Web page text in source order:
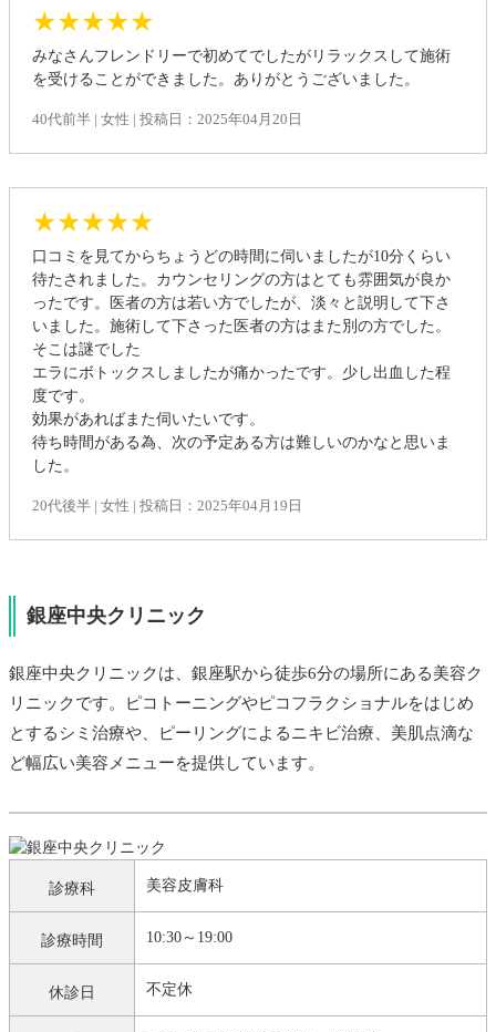
★★★★★
みなさんフレンドリーで初めてでしたがリラックスして施術
を受けることができました。ありがとうございました。
40代前半 | 女性 | 投稿日：2025年04月20日
★★★★★
口コミを見てからちょうどの時間に伺いましたが10分くらい
待たされました。カウンセリングの方はとても雰囲気が良か
ったです。医者の方は若い方でしたが、淡々と説明して下さ
いました。施術して下さった医者の方はまた別の方でした。
そこは謎でした
エラにボトックスしましたが痛かったです。少し出血した程
度です。
効果があればまた伺いたいです。
待ち時間がある為、次の予定ある方は難しいのかなと思いま
した。
20代後半 | 女性 | 投稿日：2025年04月19日
銀座中央クリニック
銀座中央クリニックは、銀座駅から徒歩6分の場所にある美容ク
リニックです。ピコトーニングやピコフラクショナルをはじめ
とするシミ治療や、ピーリングによるニキビ治療、美肌点滴な
ど幅広い美容メニューを提供しています。
診療科 美容皮膚科
診療時間 10:30～19:00
休診日 不定休